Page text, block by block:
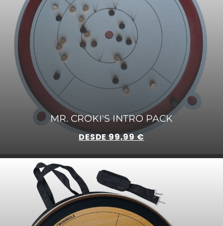
MR. CROKI'S INTRO PACK
DESDE 99,99 €